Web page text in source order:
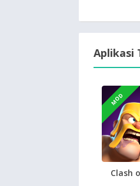
Aplikasi
MOD
Clash